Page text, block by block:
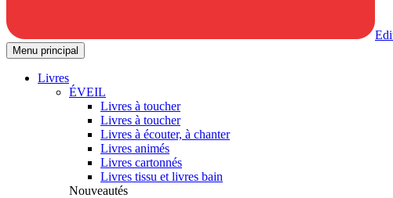
Menu principal
Livres
ÉVEIL
Livres à toucher
Livres à toucher
Livres à écouter, à chanter
Livres animés
Livres cartonnés
Livres tissu et livres bain
Nouveautés